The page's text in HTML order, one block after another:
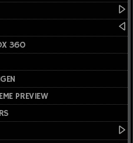
360
PREVIEW